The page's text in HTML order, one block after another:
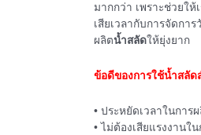
มากกว่า เพราะช่วยให้
เสียเวลากับการจัดกา
ผลิตน้ำสลัดให้ยุ่งยาก
ข้อดีของการใช้น้ำสลัด
• ประหยัดเวลาในการ
• ไม่ต้องเสียแรงงานใ